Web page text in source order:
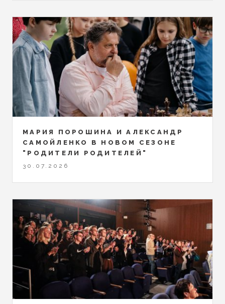
МАРИЯ ПОРОШИНА И АЛЕКСАНДР
САМОЙЛЕНКО В НОВОМ СЕЗОНЕ
"РОДИТЕЛИ РОДИТЕЛЕЙ"
30.07.2026